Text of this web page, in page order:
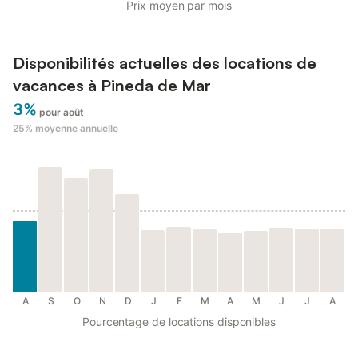
Prix moyen par mois
Disponibilités actuelles des locations de
vacances à Pineda de Mar
3% pour août
25% moyenne annuelle
A S O N D J F M A M J J A
Pourcentage de locations disponibles